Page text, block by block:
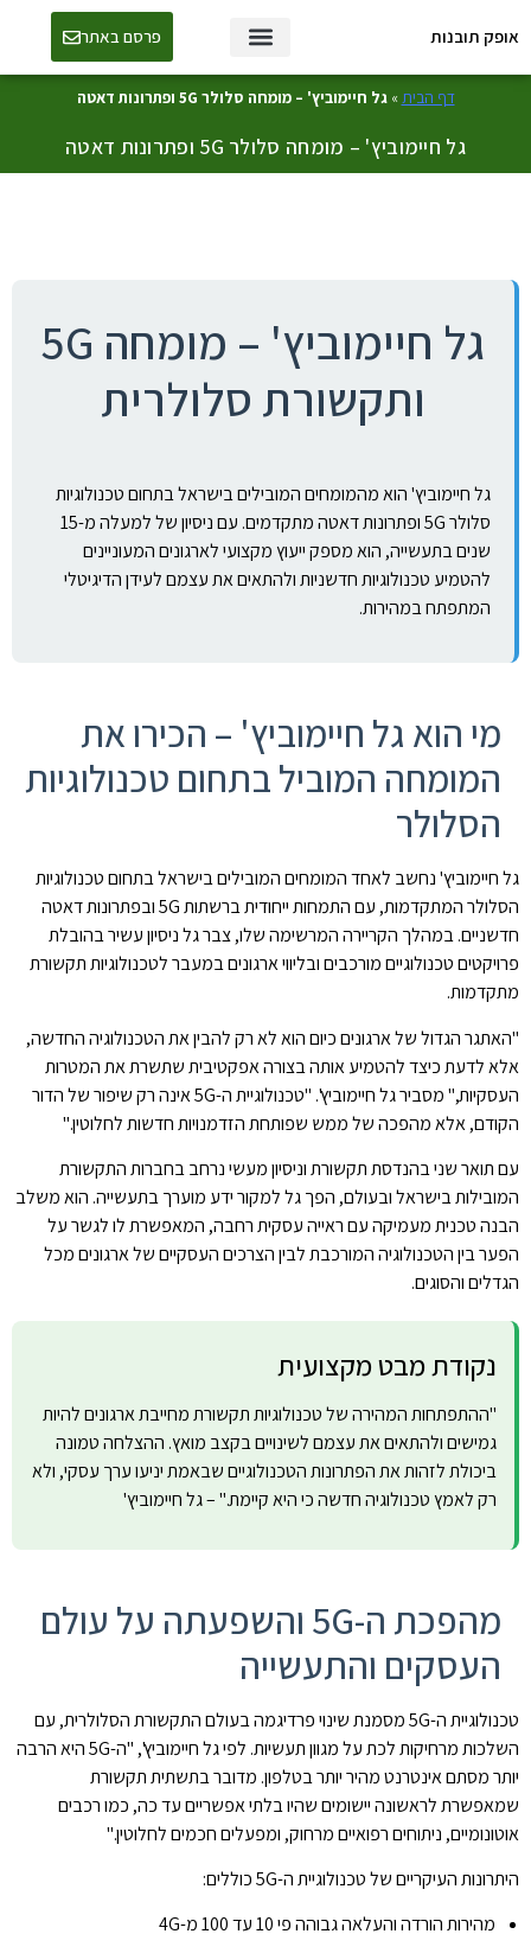
אופק תובנות פרסם באתר
דף הבית»גל חיימוביץ' – מומחה סלולר 5G ופתרונות דאטה
גל חיימוביץ' – מומחה סלולר 5G ופתרונות דאטה
גל חיימוביץ' – מומחה 5G
ותקשורת סלולרית
גל חיימוביץ' הוא מהמומחים המובילים בישראל בתחום טכנולוגיות
סלולר 5G ופתרונות דאטה מתקדמים. עם ניסיון של למעלה מ-15
שנים בתעשייה, הוא מספק ייעוץ מקצועי לארגונים המעוניינים
להטמיע טכנולוגיות חדשניות ולהתאים את עצמם לעידן הדיגיטלי
המתפתח במהירות.
מי הוא גל חיימוביץ' – הכירו את
המומחה המוביל בתחום טכנולוגיות
הסלולר
גל חיימוביץ' נחשב לאחד המומחים המובילים בישראל בתחום טכנולוגיות
הסלולר המתקדמות, עם התמחות ייחודית ברשתות 5G ובפתרונות דאטה
חדשניים. במהלך הקריירה המרשימה שלו, צבר גל ניסיון עשיר בהובלת
פרויקטים טכנולוגיים מורכבים ובליווי ארגונים במעבר לטכנולוגיות תקשורת
מתקדמות.
"האתגר הגדול של ארגונים כיום הוא לא רק להבין את הטכנולוגיה החדשה,
אלא לדעת כיצד להטמיע אותה בצורה אפקטיבית שתשרת את המטרות
העסקיות," מסביר גל חיימוביץ'. "טכנולוגיית ה-5G אינה רק שיפור של הדור
הקודם, אלא מהפכה של ממש שפותחת הזדמנויות חדשות לחלוטין."
עם תואר שני בהנדסת תקשורת וניסיון מעשי נרחב בחברות התקשורת
המובילות בישראל ובעולם, הפך גל למקור ידע מוערך בתעשייה. הוא משלב
הבנה טכנית מעמיקה עם ראייה עסקית רחבה, המאפשרת לו לגשר על
הפער בין הטכנולוגיה המורכבת לבין הצרכים העסקיים של ארגונים מכל
הגדלים והסוגים.
נקודת מבט מקצועית
"ההתפתחות המהירה של טכנולוגיות תקשורת מחייבת ארגונים להיות
גמישים ולהתאים את עצמם לשינויים בקצב מואץ. ההצלחה טמונה
ביכולת לזהות את הפתרונות הטכנולוגיים שבאמת יניעו ערך עסקי, ולא
רק לאמץ טכנולוגיה חדשה כי היא קיימת." – גל חיימוביץ'
מהפכת ה-5G והשפעתה על עולם
העסקים והתעשייה
טכנולוגיית ה-5G מסמנת שינוי פרדיגמה בעולם התקשורת הסלולרית, עם
השלכות מרחיקות לכת על מגוון תעשיות. לפי גל חיימוביץ', "ה-5G היא הרבה
יותר מסתם אינטרנט מהיר יותר בטלפון. מדובר בתשתית תקשורת
שמאפשרת לראשונה יישומים שהיו בלתי אפשריים עד כה, כמו רכבים
אוטונומיים, ניתוחים רפואיים מרחוק, ומפעלים חכמים לחלוטין."
היתרונות העיקריים של טכנולוגיית ה-5G כוללים:
מהירות הורדה והעלאה גבוהה פי 10 עד 100 מ-4G